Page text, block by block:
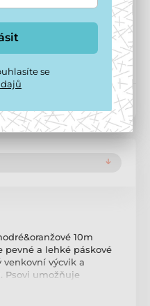
771 194 837
10m
pevné a lehké páskové
výcvik a
Psovi umožňuje
se